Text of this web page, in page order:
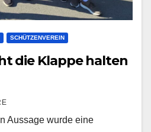
SCHÜTZENVEREIN
die Klappe halten
Aussage wurde eine